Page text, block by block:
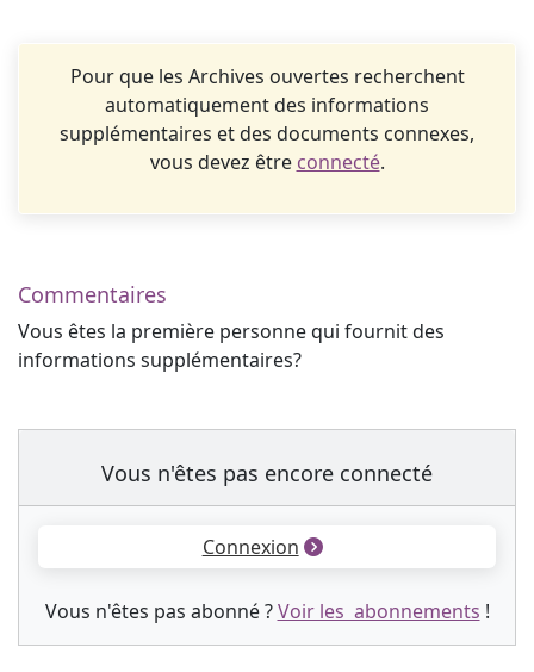
Pour que les Archives ouvertes recherchent
automatiquement des informations
supplémentaires et des documents connexes,
vous devez être connecté.
Commentaires
Vous êtes la première personne qui fournit des
informations supplémentaires?
Vous n'êtes pas encore connecté
Connexion
Vous n'êtes pas abonné ?Voir les abonnements !